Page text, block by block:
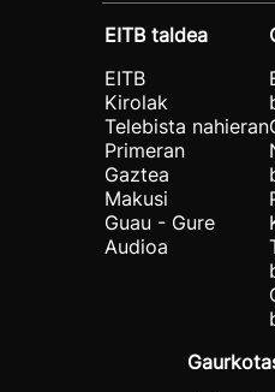
EITB taldea
EITB
Kirolak
Telebista nahieran
Primeran
Gaztea
Makusi
Guau - Gure
Audioa